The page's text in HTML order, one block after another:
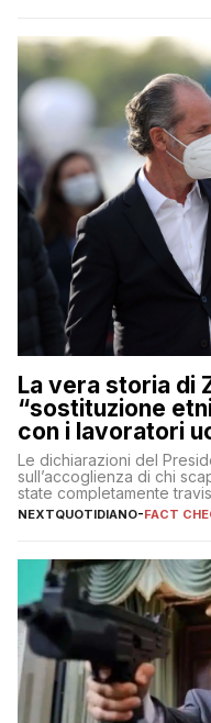
La vera storia di
“sostituzione
con i lavoratori
ci sarà)
Le dichiarazioni del
sull’accoglienza di chi
state completamente
falsi che girano sui social
NEXTQUOTIDIANO-FACT